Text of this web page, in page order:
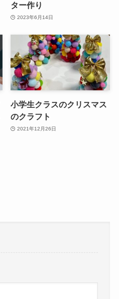
ター作り
2023年6月14日
小学生クラスのクリスマス
のクラフト
2021年12月26日